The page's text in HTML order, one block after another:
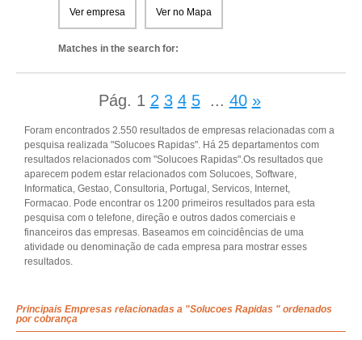
Ver empresa Ver no Mapa
Matches in the search for:
Pág. 1 2 3 4 5 ... 40 »
Foram encontrados 2.550 resultados de empresas relacionadas com a
pesquisa realizada "Solucoes Rapidas". Há 25 departamentos com
resultados relacionados com "Solucoes Rapidas".Os resultados que
aparecem podem estar relacionados com Solucoes, Software,
Informatica, Gestao, Consultoria, Portugal, Servicos, Internet,
Formacao. Pode encontrar os 1200 primeiros resultados para esta
pesquisa com o telefone, direção e outros dados comerciais e
financeiros das empresas. Baseamos em coincidências de uma
atividade ou denominação de cada empresa para mostrar esses
resultados.
Principais Empresas relacionadas a "Solucoes Rapidas " ordenados
por cobrança